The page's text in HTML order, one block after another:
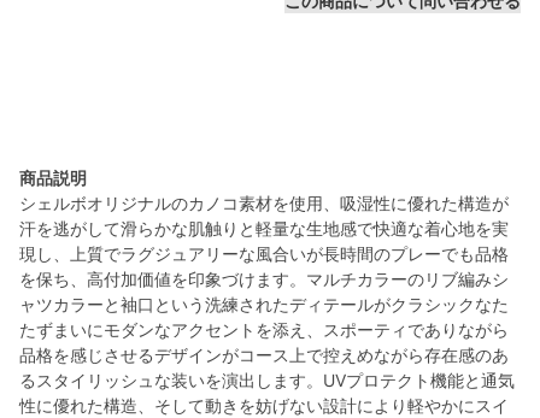
商品説明
シェルボオリジナルのカノコ素材を使用、吸湿性に優れた構造が
汗を逃がして滑らかな肌触りと軽量な生地感で快適な着心地を実
現し、上質でラグジュアリーな風合いが長時間のプレーでも品格
を保ち、高付加価値を印象づけます。マルチカラーのリブ編みシ
ャツカラーと袖口という洗練されたディテールがクラシックなた
たずまいにモダンなアクセントを添え、スポーティでありながら
品格を感じさせるデザインがコース上で控えめながら存在感のあ
るスタイリッシュな装いを演出します。UVプロテクト機能と通気
性に優れた構造、そして動きを妨げない設計により軽やかにスイ